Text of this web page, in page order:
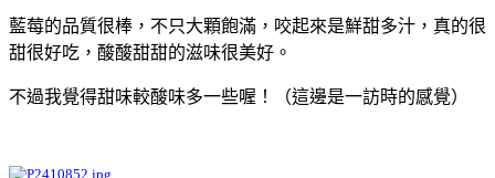
藍莓的品質很棒，不只大顆飽滿，咬起來是鮮甜多汁，真的很
甜很好吃，酸酸甜甜的滋味很美好。
不過我覺得甜味較酸味多一些喔！（這邊是一訪時的感覺）